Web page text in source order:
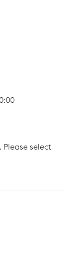
select